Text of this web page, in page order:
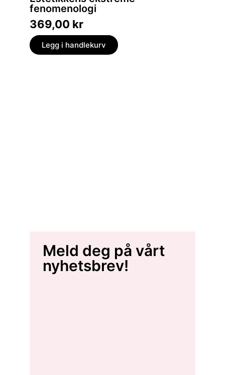
fenomenologi
369,00 kr
Legg i handlekurv
Meld deg på vårt
nyhetsbrev!